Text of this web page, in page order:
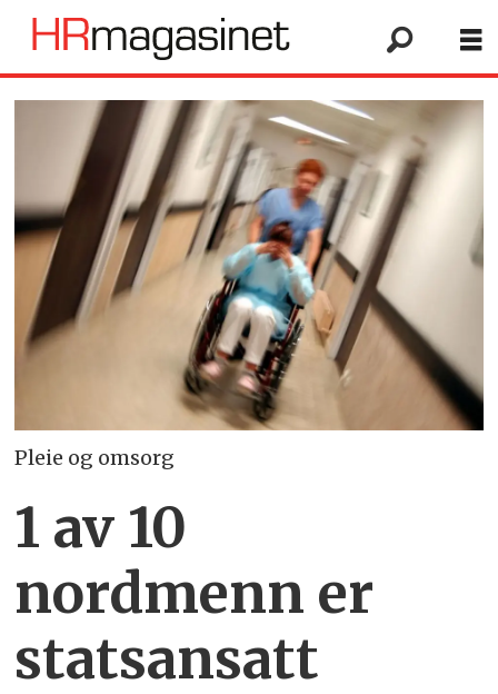
Pleie og omsorg
1 av 10
nordmenn er
statsansatt